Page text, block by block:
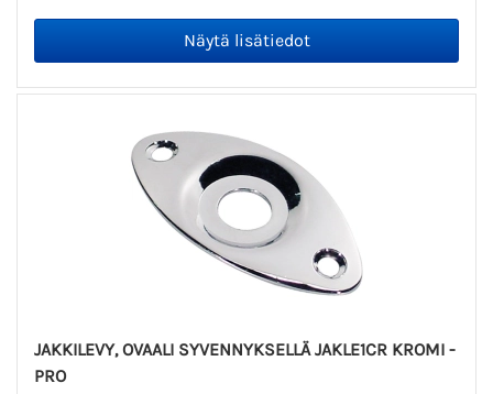
JAKKILEVY, OVAALI SYVENNYKSELLÄ JAKLE1CR KROMI -
PRO